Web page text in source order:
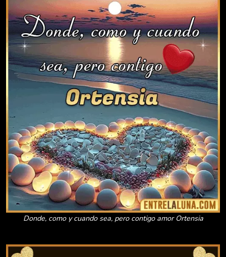
Donde, como y cuando sea, pero contigo amor Ortensia